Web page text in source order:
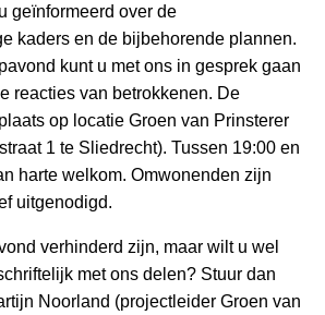
geïnformeerd over de
kaders en de bijbehorende plannen.
kunt u met ons in gesprek gaan
reacties van betrokkenen. De
op locatie Groen van Prinsterer
1 te Sliedrecht). Tussen 19:00 en
harte welkom. Omwonenden zijn
uitgenodigd.
verhinderd zijn, maar wilt u wel
met ons delen? Stuur dan
Noorland (projectleider Groen van